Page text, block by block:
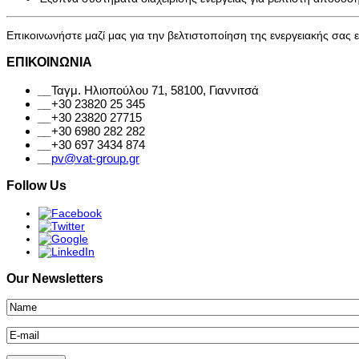
Επικοινωνήστε μαζί μας για την βελτιστοποίηση της ενεργειακής σας
ΕΠΙΚΟΙΝΩΝΙΑ
Ταγμ. Ηλιοπούλου 71, 58100, Γιαννιτσά
+30 23820 25 345
+30 23820 27715
+30 6980 282 282
+30 697 3434 874
pv@vat-group.gr
Follow Us
Our Newsletters